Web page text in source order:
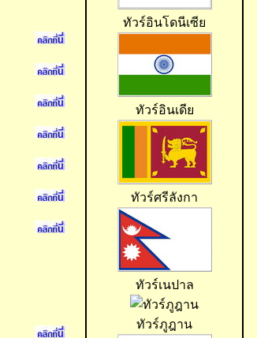
ทัวร์อินโดนีเซีย
ทัวร์อินเดีย
ทัวร์ศรีลังกา
ทัวร์เนปาล
ทัวร์ภูฎาน